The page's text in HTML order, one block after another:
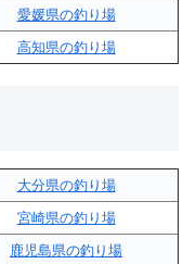
愛媛県の釣り場
高知県の釣り場
大分県の釣り場
宮崎県の釣り場
鹿児島県の釣り場